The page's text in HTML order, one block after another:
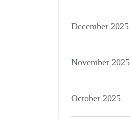
December 2025
November 2025
October 2025